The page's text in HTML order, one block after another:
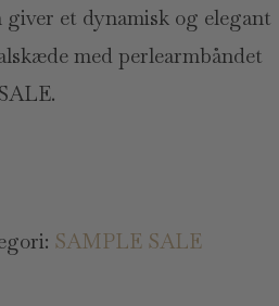
et dynamisk og elegant
med perlearmbåndet
SAMPLE SALE